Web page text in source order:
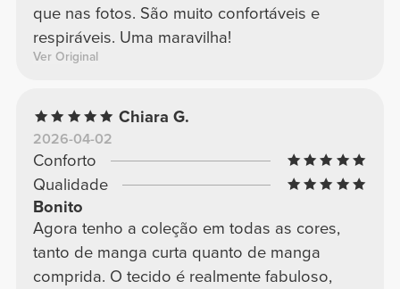
que nas fotos. São muito confortáveis e
respiráveis. Uma maravilha!
Ver Original
Chiara G.
2026-04-02
Conforto
Qualidade
Bonito
Agora tenho a coleção em todas as cores,
tanto de manga curta quanto de manga
comprida. O tecido é realmente fabuloso,